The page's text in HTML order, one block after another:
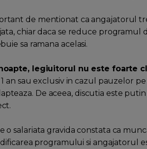
de mentionat ca angajatorul
chiar daca se reduce programul
sa ramana acelasi.
legiuitorul nu este foarte
1 an sau exclusiv in cazul pauzelor
De aceea, discutia este
o salariata gravida constata ca
programului si angajatorul